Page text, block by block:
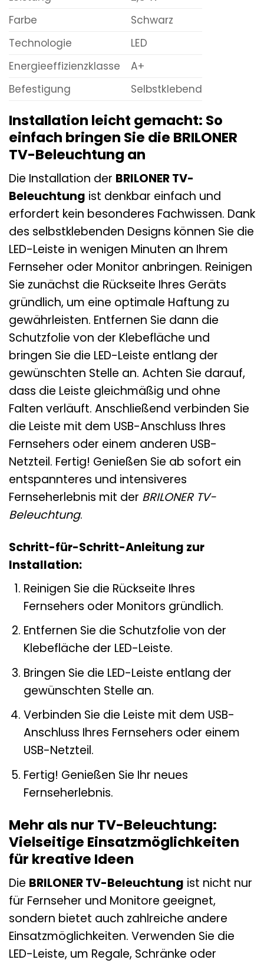
Farbe
Schwarz
Technologie
LED
Energieeffizienzklasse
A+
Befestigung
Selbstklebend
Installation leicht gemacht: So
einfach bringen Sie die BRILONER
TV-Beleuchtung an
Die Installation der BRILONER TV-
Beleuchtung ist denkbar einfach und
erfordert kein besonderes Fachwissen. Dank
des selbstklebenden Designs können Sie die
LED-Leiste in wenigen Minuten an Ihrem
Fernseher oder Monitor anbringen. Reinigen
Sie zunächst die Rückseite Ihres Geräts
gründlich, um eine optimale Haftung zu
gewährleisten. Entfernen Sie dann die
Schutzfolie von der Klebefläche und
bringen Sie die LED-Leiste entlang der
gewünschten Stelle an. Achten Sie darauf,
dass die Leiste gleichmäßig und ohne
Falten verläuft. Anschließend verbinden Sie
die Leiste mit dem USB-Anschluss Ihres
Fernsehers oder einem anderen USB-
Netzteil. Fertig! Genießen Sie ab sofort ein
entspannteres und intensiveres
Fernseherlebnis mit der BRILONER TV-
Beleuchtung.
Schritt-für-Schritt-Anleitung zur
Installation:
Reinigen Sie die Rückseite Ihres
Fernsehers oder Monitors gründlich.
Entfernen Sie die Schutzfolie von der
Klebefläche der LED-Leiste.
Bringen Sie die LED-Leiste entlang der
gewünschten Stelle an.
Verbinden Sie die Leiste mit dem USB-
Anschluss Ihres Fernsehers oder einem
USB-Netzteil.
Fertig! Genießen Sie Ihr neues
Fernseherlebnis.
Mehr als nur TV-Beleuchtung:
Vielseitige Einsatzmöglichkeiten
für kreative Ideen
Die BRILONER TV-Beleuchtung ist nicht nur
für Fernseher und Monitore geeignet,
sondern bietet auch zahlreiche andere
Einsatzmöglichkeiten. Verwenden Sie die
LED-Leiste, um Regale, Schränke oder